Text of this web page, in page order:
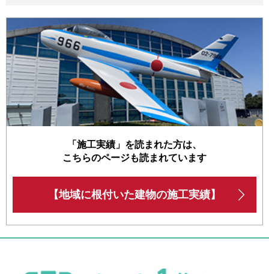
「施工実績」を読まれた方は、
こちらのページも読まれています
【地域に根付いた建物の施工実績】